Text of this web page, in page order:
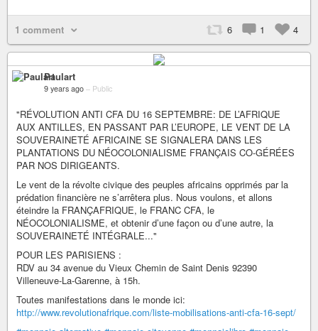
1 comment 6 1 4
Paulart
9 years ago – Public
"RÉVOLUTION ANTI CFA DU 16 SEPTEMBRE: DE L’AFRIQUE
AUX ANTILLES, EN PASSANT PAR L’EUROPE, LE VENT DE LA
SOUVERAINETÉ AFRICAINE SE SIGNALERA DANS LES
PLANTATIONS DU NÉOCOLONIALISME FRANÇAIS CO-GÉRÉES
PAR NOS DIRIGEANTS.
Le vent de la révolte civique des peuples africains opprimés par la
prédation financière ne s’arrêtera plus. Nous voulons, et allons
éteindre la FRANÇAFRIQUE, le FRANC CFA, le
NÉOCOLONIALISME, et obtenir d’une façon ou d’une autre, la
SOUVERAINETÉ INTÉGRALE..."
POUR LES PARISIENS :
RDV au 34 avenue du Vieux Chemin de Saint Denis 92390
Villeneuve-La-Garenne, à 15h.
Toutes manifestations dans le monde ici:
http://www.revolutionafrique.com/liste-mobilisations-anti-cfa-16-sept/